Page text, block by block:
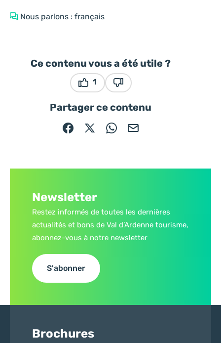
Nous parlons : français
Ce contenu vous a été utile ?
1
Partager ce contenu
Partager sur Facebook (nouvelle fenêtre)
Partager sur X / Twitter (nouvelle
Partager sur WhatsApp
Partager par mail
Newsletter
Restez informés de toutes les dernières
actualités et bons de Val d’Ardenne tourisme,
abonnez-vous à notre newsletter
S'abonner
Brochures